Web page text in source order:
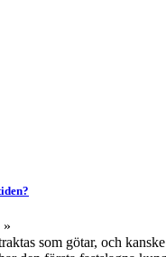
»
som götar, och